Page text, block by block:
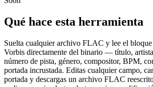
Qué hace esta herramienta
Suelta cualquier archivo FLAC y lee el
Vorbis directamente del binario — título,
número de pista, género, compositor, BPM,
portada incrustada. Editas cualquier campo,
portada y descargas un archivo FLAC